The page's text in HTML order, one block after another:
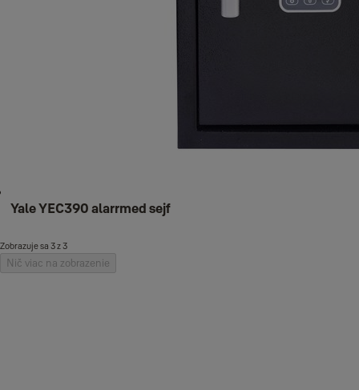
Yale YEC390 alarrmed sejf
Zobrazuje sa 3 z 3
Nič viac na zobrazenie